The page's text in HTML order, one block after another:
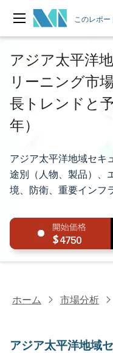
このレポ
アジア太平洋
リーニング市
長トレンドと
年）
アジア太平洋地域セキ
途別（人物、製品）、
境、防衛、重要インフ
4750
ホーム 市場分析
アジア太平洋地域